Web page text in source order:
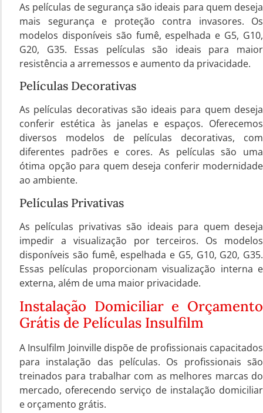
As películas de segurança são ideais para quem deseja
mais segurança e proteção contra invasores. Os
modelos disponíveis são fumê, espelhada e G5, G10,
G20, G35. Essas películas são ideais para maior
resistência a arremessos e aumento da privacidade.
Películas Decorativas
As películas decorativas são ideais para quem deseja
conferir estética às janelas e espaços. Oferecemos
diversos modelos de películas decorativas, com
diferentes padrões e cores. As películas são uma
ótima opção para quem deseja conferir modernidade
ao ambiente.
Películas Privativas
As películas privativas são ideais para quem deseja
impedir a visualização por terceiros. Os modelos
disponíveis são fumê, espelhada e G5, G10, G20, G35.
Essas películas proporcionam visualização interna e
externa, além de uma maior privacidade.
Instalação Domiciliar e Orçamento
Grátis de Películas Insulfilm
A Insulfilm Joinville dispõe de profissionais capacitados
para instalação das películas. Os profissionais são
treinados para trabalhar com as melhores marcas do
mercado, oferecendo serviço de instalação domiciliar
e orçamento grátis.